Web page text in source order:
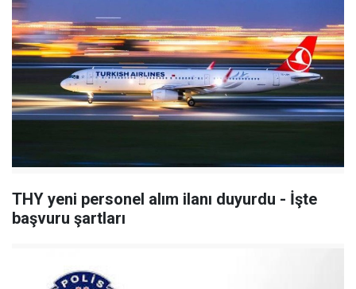
THY yeni personel alım ilanı duyurdu - İşte
başvuru şartları